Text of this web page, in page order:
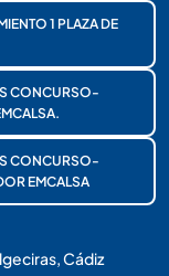
1 PLAZA DE
CONCURSO-
CONCURSO-
EMCALSA
Cádiz